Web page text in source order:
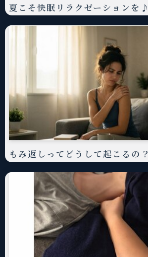
夏こそ快眠リラクゼーションを♪
もみ返しってどうして起こるの？